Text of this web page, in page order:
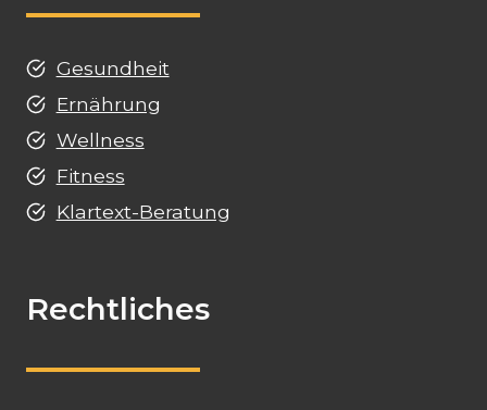
Gesundheit
Ernährung
Wellness
Fitness
Klartext-Beratung
Rechtliches